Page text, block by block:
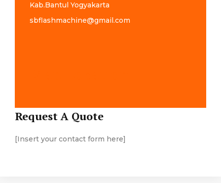
Kab.Bantul Yogyakarta
sbflashmachine@gmail.com
Request A Quote
[Insert your contact form here]